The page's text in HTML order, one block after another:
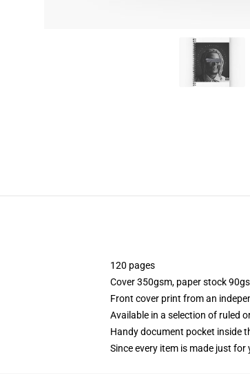
120 pages
Cover 350gsm, paper stock
Front cover print from an
Available in a selection of ruled
Handy document pocket inside
Since every item is made just